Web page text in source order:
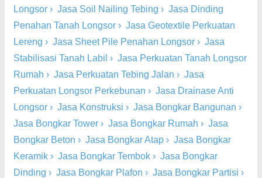
Longsor › Jasa Soil Nailing Tebing › Jasa Dinding
Penahan Tanah Longsor › Jasa Geotextile Perkuatan
Lereng › Jasa Sheet Pile Penahan Longsor › Jasa
Stabilisasi Tanah Labil › Jasa Perkuatan Tanah Longsor
Rumah › Jasa Perkuatan Tebing Jalan › Jasa
Perkuatan Longsor Perkebunan › Jasa Drainase Anti
Longsor › Jasa Konstruksi › Jasa Bongkar Bangunan ›
Jasa Bongkar Tower › Jasa Bongkar Rumah › Jasa
Bongkar Beton › Jasa Bongkar Atap › Jasa Bongkar
Keramik › Jasa Bongkar Tembok › Jasa Bongkar
Dinding › Jasa Bongkar Plafon › Jasa Bongkar Partisi ›